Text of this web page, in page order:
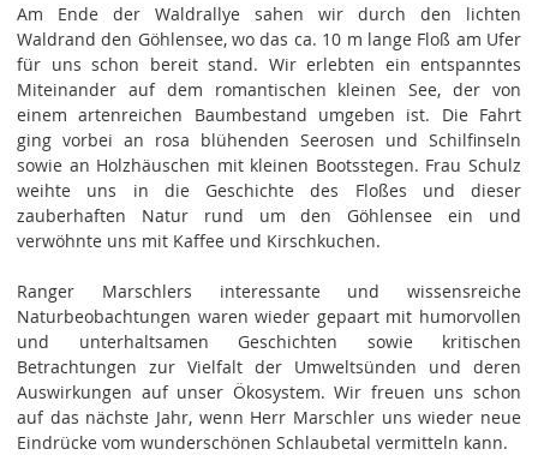
Am Ende der Waldrallye sahen wir durch den lichten
Waldrand den Göhlensee, wo das ca. 10 m lange Floß am Ufer
für uns schon bereit stand. Wir erlebten ein entspanntes
Miteinander auf dem romantischen kleinen See, der von
einem artenreichen Baumbestand umgeben ist. Die Fahrt
ging vorbei an rosa blühenden Seerosen und Schilfinseln
sowie an Holzhäuschen mit kleinen Bootsstegen. Frau Schulz
weihte uns in die Geschichte des Floßes und dieser
zauberhaften Natur rund um den Göhlensee ein und
verwöhnte uns mit Kaffee und Kirschkuchen.
Ranger Marschlers interessante und wissensreiche
Naturbeobachtungen waren wieder gepaart mit humorvollen
und unterhaltsamen Geschichten sowie kritischen
Betrachtungen zur Vielfalt der Umweltsünden und deren
Auswirkungen auf unser Ökosystem. Wir freuen uns schon
auf das nächste Jahr, wenn Herr Marschler uns wieder neue
Eindrücke vom wunderschönen Schlaubetal vermitteln kann.